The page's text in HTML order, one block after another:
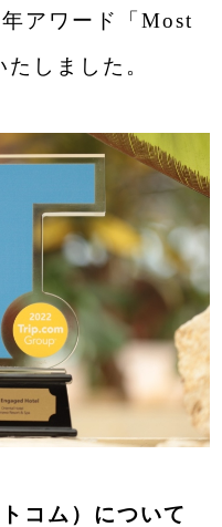
探す
セル
アワード「Most
しました。
コム）について